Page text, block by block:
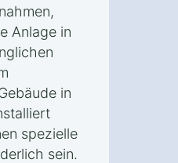
Anlage in
in
spezielle
sein.